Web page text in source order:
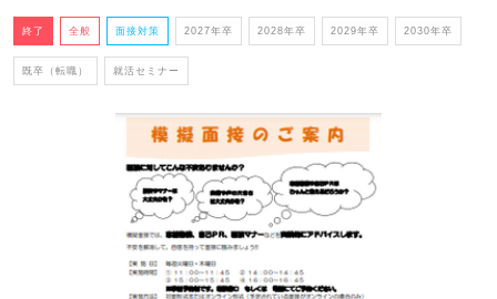
終了 全般 面接対策 2027年卒 2028年卒 2029年卒 2030年卒
既卒（転職） 就活セミナー